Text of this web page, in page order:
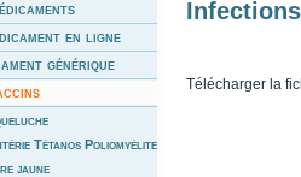
en ligne
générique
Tétanos Poliomyélite
jaune
Télécharger la